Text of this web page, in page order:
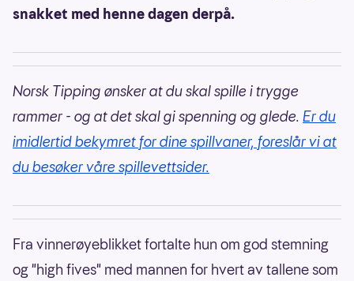
snakket med henne dagen derpå.
Norsk Tipping ønsker at du skal spille i trygge
rammer - og at det skal gi spenning og glede. Er du
imidlertid bekymret for dine spillvaner, foreslår vi at
du besøker våre spillevettsider.
Fra vinnerøyeblikket fortalte hun om god stemning
og "high fives" med mannen for hvert av tallene som